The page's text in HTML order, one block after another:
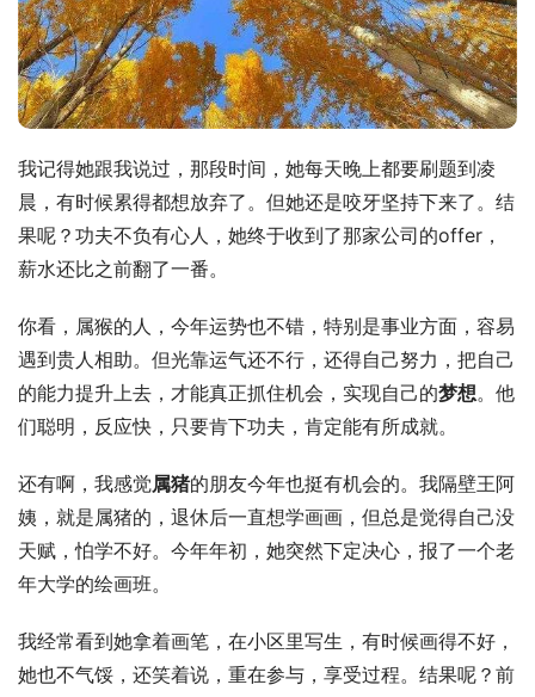
我记得她跟我说过，那段时间，她每天晚上都要刷题到凌
晨，有时候累得都想放弃了。但她还是咬牙坚持下来了。结
果呢？功夫不负有心人，她终于收到了那家公司的offer，
薪水还比之前翻了一番。
你看，属猴的人，今年运势也不错，特别是事业方面，容易
遇到贵人相助。但光靠运气还不行，还得自己努力，把自己
的能力提升上去，才能真正抓住机会，实现自己的梦想。他
们聪明，反应快，只要肯下功夫，肯定能有所成就。
还有啊，我感觉属猪的朋友今年也挺有机会的。我隔壁王阿
姨，就是属猪的，退休后一直想学画画，但总是觉得自己没
天赋，怕学不好。今年年初，她突然下定决心，报了一个老
年大学的绘画班。
我经常看到她拿着画笔，在小区里写生，有时候画得不好，
她也不气馁，还笑着说，重在参与，享受过程。结果呢？前